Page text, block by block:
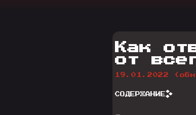
Как
от
19.01.2022
СОДЕРЖАНИЕ